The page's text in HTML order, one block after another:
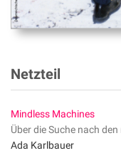
Netzteil
Mindless Machines
Über die Suche nach
Ada Karlbauer